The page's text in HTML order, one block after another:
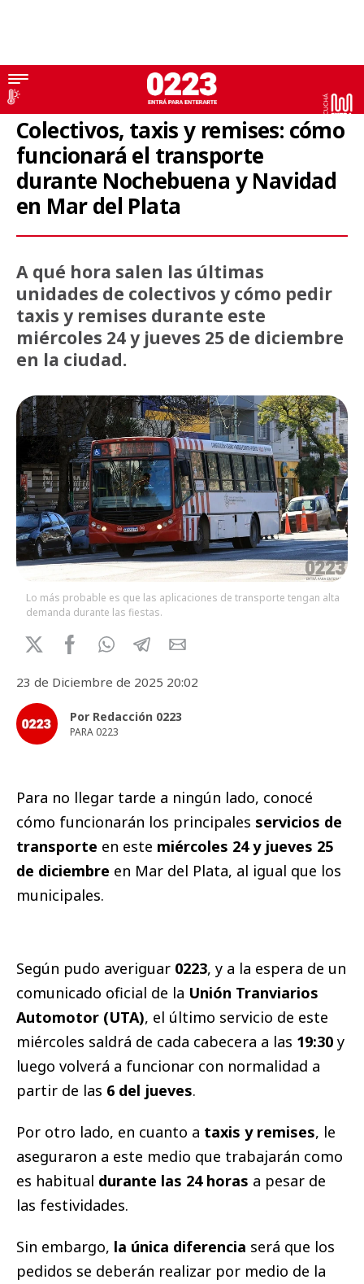
Transporte
Colectivos, taxis y remises: cómo
funcionará el transporte
durante Nochebuena y Navidad
en Mar del Plata
A qué hora salen las últimas
unidades de colectivos y cómo pedir
taxis y remises durante este
miércoles 24 y jueves 25 de diciembre
en la ciudad.
Lo más probable es que las aplicaciones de transporte tengan alta
demanda durante las fiestas.
23 de Diciembre de 2025 20:02
Por Redacción 0223
PARA 0223
Para no llegar tarde a ningún lado, conocé
cómo funcionarán los principales servicios de
transporte en este miércoles 24 y jueves 25
de diciembre en Mar del Plata, al igual que los
municipales.
Según pudo averiguar 0223, y a la espera de un
comunicado oficial de la Unión Tranviarios
Automotor (UTA), el último servicio de este
miércoles saldrá de cada cabecera a las 19:30 y
luego volverá a funcionar con normalidad a
partir de las 6 del jueves.
Por otro lado, en cuanto a taxis y remises, le
aseguraron a este medio que trabajarán como
es habitual durante las 24 horas a pesar de
las festividades.
Sin embargo, la única diferencia será que los
pedidos se deberán realizar por medio de la